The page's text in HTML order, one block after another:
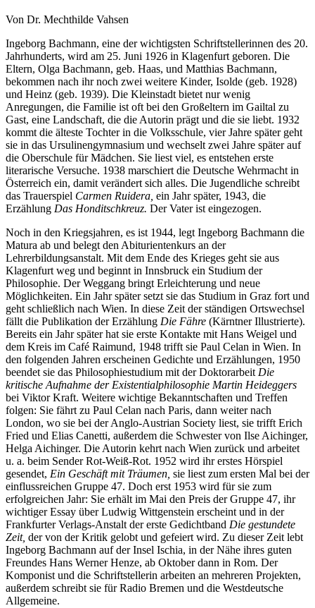
Von Dr. Mechthilde Vahsen
Ingeborg Bachmann, eine der wichtigsten Schriftstellerinnen des 20.
Jahrhunderts, wird am 25. Juni 1926 in Klagenfurt geboren. Die
Eltern, Olga Bachmann, geb. Haas, und Matthias Bachmann,
bekommen nach ihr noch zwei weitere Kinder, Isolde (geb. 1928)
und Heinz (geb. 1939). Die Kleinstadt bietet nur wenig
Anregungen, die Familie ist oft bei den Großeltern im Gailtal zu
Gast, eine Landschaft, die die Autorin prägt und die sie liebt. 1932
kommt die älteste Tochter in die Volksschule, vier Jahre später geht
sie in das Ursulinengymnasium und wechselt zwei Jahre später auf
die Oberschule für Mädchen. Sie liest viel, es entstehen erste
literarische Versuche. 1938 marschiert die Deutsche Wehrmacht in
Österreich ein, damit verändert sich alles. Die Jugendliche schreibt
das Trauerspiel Carmen Ruidera, ein Jahr später, 1943, die
Erzählung Das Honditschkreuz. Der Vater ist eingezogen.
Noch in den Kriegsjahren, es ist 1944, legt Ingeborg Bachmann die
Matura ab und belegt den Abiturientenkurs an der
Lehrerbildungsanstalt. Mit dem Ende des Krieges geht sie aus
Klagenfurt weg und beginnt in Innsbruck ein Studium der
Philosophie. Der Weggang bringt Erleichterung und neue
Möglichkeiten. Ein Jahr später setzt sie das Studium in Graz fort und
geht schließlich nach Wien. In diese Zeit der ständigen Ortswechsel
fällt die Publikation der Erzählung Die Fähre (Kärntner Illustrierte).
Bereits ein Jahr später hat sie erste Kontakte mit Hans Weigel und
dem Kreis im Café Raimund, 1948 trifft sie Paul Celan in Wien. In
den folgenden Jahren erscheinen Gedichte und Erzählungen, 1950
beendet sie das Philosophiestudium mit der Doktorarbeit Die
kritische Aufnahme der Existentialphilosophie Martin Heideggers
bei Viktor Kraft. Weitere wichtige Bekanntschaften und Treffen
folgen: Sie fährt zu Paul Celan nach Paris, dann weiter nach
London, wo sie bei der Anglo-Austrian Society liest, sie trifft Erich
Fried und Elias Canetti, außerdem die Schwester von Ilse Aichinger,
Helga Aichinger. Die Autorin kehrt nach Wien zurück und arbeitet
u. a. beim Sender Rot-Weiß-Rot. 1952 wird ihr erstes Hörspiel
gesendet, Ein Geschäft mit Träumen, sie liest zum ersten Mal bei der
einflussreichen Gruppe 47. Doch erst 1953 wird für sie zum
erfolgreichen Jahr: Sie erhält im Mai den Preis der Gruppe 47, ihr
wichtiger Essay über Ludwig Wittgenstein erscheint und in der
Frankfurter Verlags-Anstalt der erste Gedichtband Die gestundete
Zeit, der von der Kritik gelobt und gefeiert wird. Zu dieser Zeit lebt
Ingeborg Bachmann auf der Insel Ischia, in der Nähe ihres guten
Freundes Hans Werner Henze, ab Oktober dann in Rom. Der
Komponist und die Schriftstellerin arbeiten an mehreren Projekten,
außerdem schreibt sie für Radio Bremen und die Westdeutsche
Allgemeine.